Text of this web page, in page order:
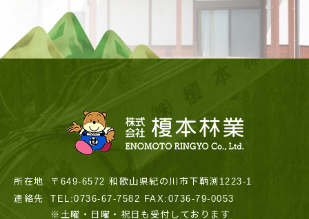
所在地
〒649-6572 和歌山県紀の川市下鞆渕1223-1
連絡先
TEL:0736-67-7582 FAX:0736-79-0053
※土曜・日曜・祝日も受付しております